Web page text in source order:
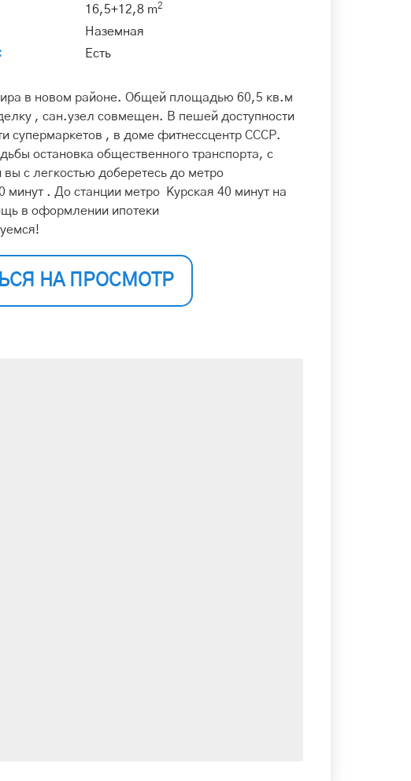
16,5+12,8 m2
Наземная
Есть
в новом районе. Общей площадью 60,5 кв.м
, сан.узел совмещен. В пешей доступности
супермаркетов , в доме фитнессцентр СССР.
остановка общественного транспорта, с
с легкостью доберетесь до метро
минут . До станции метро Курская 40 минут на
в оформлении ипотеки
НА ПРОСМОТР